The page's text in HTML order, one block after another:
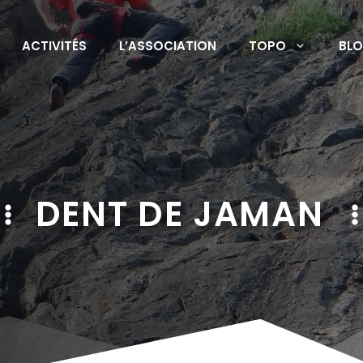
ACTIVITÉS L’ASSOCIATION TOPO
DENT DE JAMAN